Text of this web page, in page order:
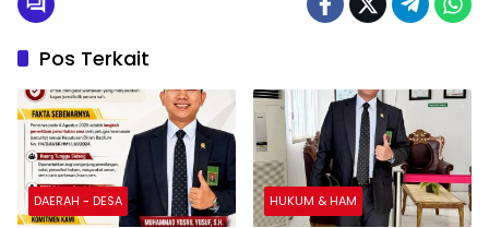
Pos Terkait
DAERAH - DESA HUKUM & HAM